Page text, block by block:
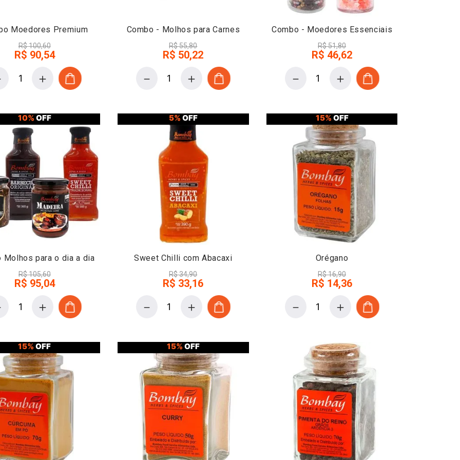
Moedores Premium
R$100,60
R$ 90,54
＋
Combo - Molhos para Carnes
R$55,80
R$ 50,22
＋
－
Combo - Moedores Essenciais
R$51,80
R$ 46,62
＋
－
10%OFF
Molhos para o dia a dia
R$105,60
R$ 95,04
＋
5%OFF
Sweet Chilli com Abacaxi
R$34,90
R$ 33,16
＋
－
15%OFF
Orégano
R$16,90
R$ 14,36
＋
－
15%OFF 15%OFF